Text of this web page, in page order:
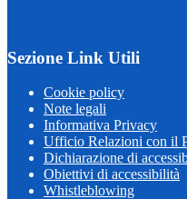
Sezione Link Utili
Cookie policy
Note legali
Informativa Privacy
Ufficio Relazioni con il
Dichiarazione di
Obiettivi di accessibilità
Whistleblowing